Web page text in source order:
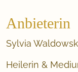
Anbieterin
Sylvia
Heilerin &